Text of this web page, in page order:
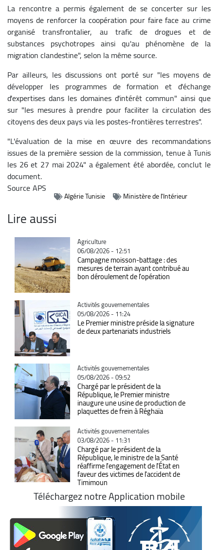
La rencontre a permis également de se concerter sur les
moyens de renforcer la coopération pour faire face au crime
organisé transfrontalier, au trafic de drogues et de
substances psychotropes ainsi qu'au phénomène de la
migration clandestine", selon la même source.
Par ailleurs, les discussions ont porté sur "les moyens de
développer les programmes de formation et d'échange
d'expertises dans les domaines d'intérêt commun" ainsi que
sur "les mesures à prendre pour faciliter la circulation des
citoyens des deux pays via les postes-frontières terrestres".
"L'évaluation de la mise en œuvre des recommandations
issues de la première session de la commission, tenue à Tunis
les 26 et 27 mai 2024" a également été abordée, conclut le
document.
SourceAPS
Algérie Tunisie Ministère de l'Intérieur
Lire aussi
Catégorie
Agriculture
06/08/2026 - 12:51
Campagne moisson-battage : des
mesures de terrain ayant contribué au
bon déroulement de l'opération
Catégorie
Activités gouvernementales
05/08/2026 - 11:24
Le Premier ministre préside la signature
de deux partenariats industriels
Catégorie
Activités gouvernementales
05/08/2026 - 09:52
Chargé par le président de la
République, le Premier ministre
inaugure une usine de production de
plaquettes de frein à Réghaïa
Catégorie
Activités gouvernementales
03/08/2026 - 11:31
Chargé par le président de la
République, le ministre de la Santé
réaffirme l'engagement de l'État en
faveur des victimes de l'accident de
Timimoun
Téléchargez notre Application mobile